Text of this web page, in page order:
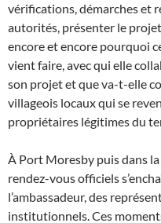
vérifications, démarches et
autorités, présenter le
encore et encore pourquoi
vient faire, avec qui elle
son projet et que va-t-elle
villageois locaux qui se
propriétaires légitimes du
À Port Moresby puis dans
rendez-vous officiels
l’ambassadeur, des
institutionnels. Ces